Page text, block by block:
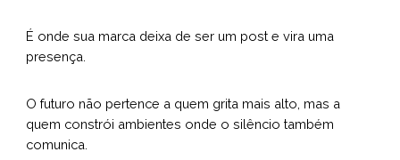
É onde sua marca deixa de ser um post e vira uma
presença.
O futuro não pertence a quem grita mais alto, mas a
quem constrói ambientes onde o silêncio também
comunica.